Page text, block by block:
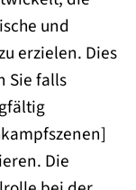
und
erzielen. Dies
Sie falls
Die